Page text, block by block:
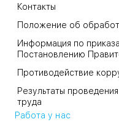
Контакты
Положение об
Информация по
Постановлению
Противодействие
Результаты
труда
Работа у нас